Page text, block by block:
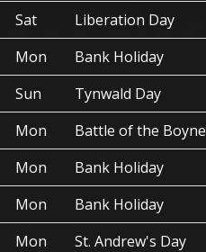
Sat
Liberation Day
Mon
Bank Holiday
Sun
Tynwald Day
Mon Battle of the Boyne
Mon Bank Holiday
Mon Bank Holiday
Mon St. Andrew's Day